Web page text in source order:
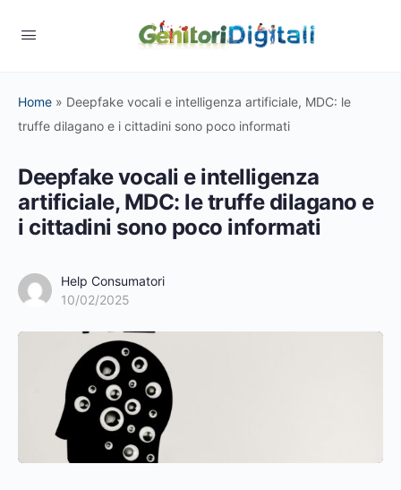
Home » Deepfake vocali e intelligenza artificiale, MDC: le
truffe dilagano e i cittadini sono poco informati
Deepfake vocali e intelligenza
artificiale, MDC: le truffe dilagano e
i cittadini sono poco informati
Help Consumatori
10/02/2025